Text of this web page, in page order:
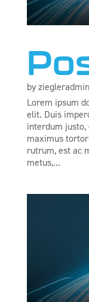
byziegleradmin
Lorem ipsum
elit. Duis
interdum
maximus
rutrum, est ac
metus,...